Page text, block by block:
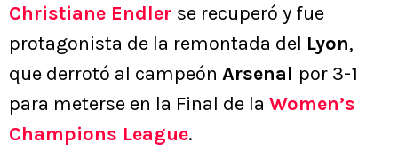
Christiane Endler se recuperó y fue
protagonista de la remontada del Lyon,
que derrotó al campeón Arsenal por 3-1
para meterse en la Final de la Women’s
Champions League.